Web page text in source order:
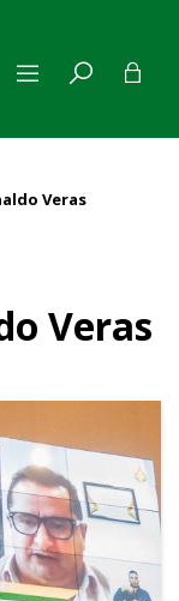
Veras
Veras